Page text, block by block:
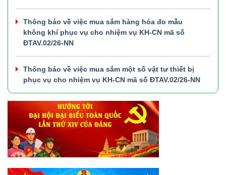
Thông báo về việc mua sắm hàng hóa đo mẫu
không khí phục vụ cho nhiệm vụ KH-CN mã số
ĐTAV.02/26-NN
Thông báo về việc mua sắm một số vật tư thiết bị
phục vụ cho nhiệm vụ KH-CN mã số ĐTAV.02/26-NN